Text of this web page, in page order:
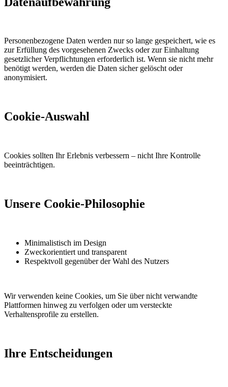
Personenbezogene Daten werden nur so lange gespeichert, wie es
zur Erfüllung des vorgesehenen Zwecks oder zur Einhaltung
gesetzlicher Verpflichtungen erforderlich ist. Wenn sie nicht mehr
benötigt werden, werden die Daten sicher gelöscht oder
anonymisiert.
Cookie-Auswahl
Cookies sollten Ihr Erlebnis verbessern – nicht Ihre Kontrolle
beeinträchtigen.
Unsere Cookie-Philosophie
Minimalistisch im Design
Zweckorientiert und transparent
Respektvoll gegenüber der Wahl des Nutzers
Wir verwenden keine Cookies, um Sie über nicht verwandte
Plattformen hinweg zu verfolgen oder um versteckte
Verhaltensprofile zu erstellen.
Ihre Entscheidungen